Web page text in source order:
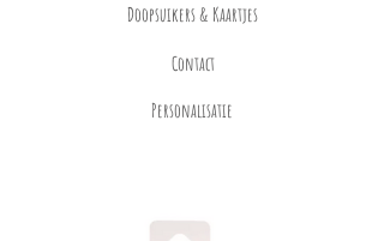
Doopsuikers & Kaartjes
Contact
Personalisatie